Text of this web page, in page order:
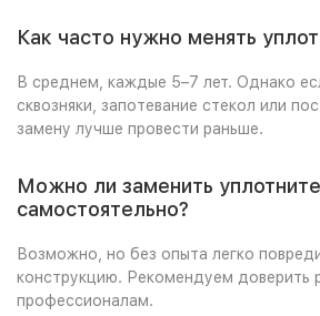
Как часто нужно менять
В среднем, каждые 5–7 лет. Однако
сквозняки, запотевание стекол или
замену лучше провести раньше.
Можно ли заменить
самостоятельно?
Возможно, но без опыта легко
конструкцию. Рекомендуем доверить
профессионалам.